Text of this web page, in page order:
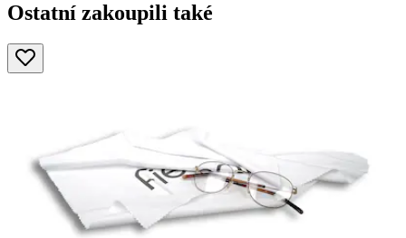
Ostatní zakoupili také